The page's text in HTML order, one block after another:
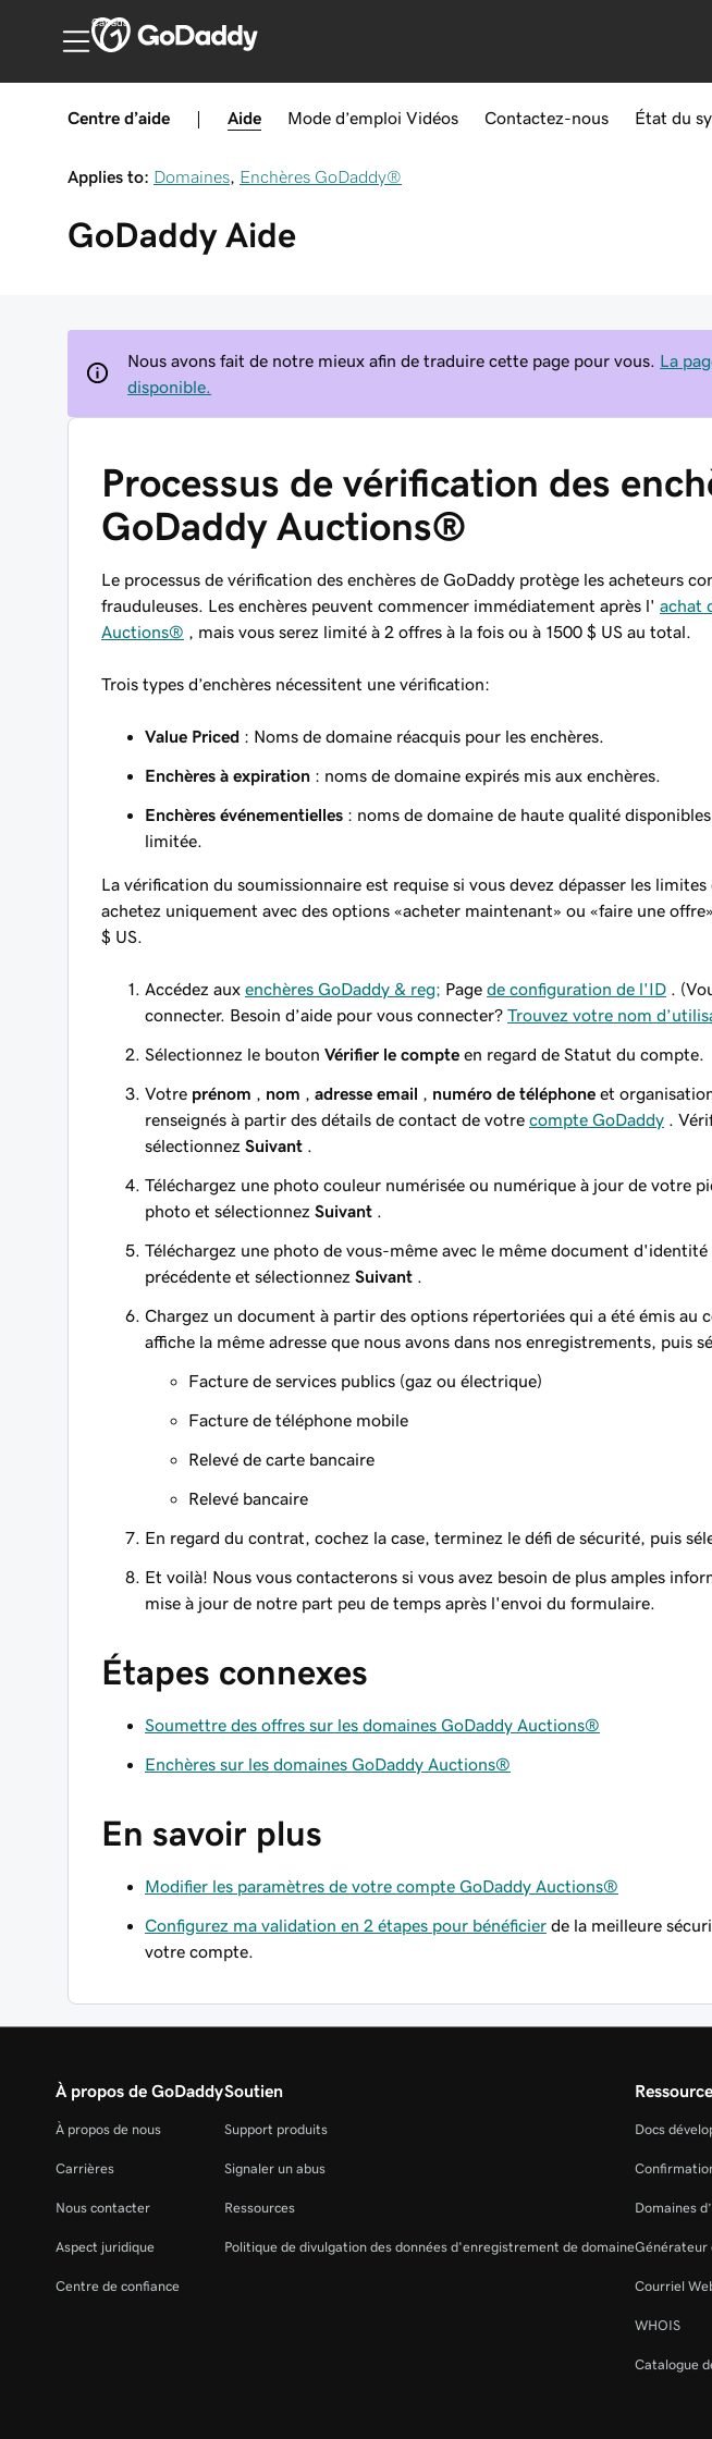
Canada
Centre d’aide Aide Mode d’emploi Vidéos Contactez-nous État du
Applies to: Domaines Enchères GoDaddy®
GoDaddy Aide
Nous avons fait de notre mieux afin de traduire cette page pour vous.
La
disponible.
Processus de vérification des
GoDaddy Auctions®
Le processus de vérification des enchères de GoDaddy protège les acheteurs
frauduleuses. Les enchères peuvent commencer immédiatement après l' achat
Auctions® , mais vous serez limité à 2 offres à la fois ou à 1500 $ US au total.
Trois types d’enchères nécessitent une vérification:
Value Priced : Noms de domaine réacquis pour les enchères.
Enchères à expiration : noms de domaine expirés mis aux enchères.
Enchères événementielles : noms de domaine de haute qualité
limitée.
La vérification du soumissionnaire est requise si vous devez dépasser les limites
achetez uniquement avec des options «acheter maintenant» ou «faire une
$ US.
Accédez aux enchères GoDaddy & reg; Page de configuration de l'ID .
connecter. Besoin d’aide pour vous connecter? Trouvez votre nom
Sélectionnez le bouton Vérifier le compte en regard de Statut du compte.
Votre prénom nom adresse email numéro de téléphone et
renseignés à partir des détails de contact de votre compte GoDaddy .
sélectionnez Suivant
Téléchargez une photo couleur numérisée ou numérique à jour de votre
photo et sélectionnez Suivant
Téléchargez une photo de vous-même avec le même document
précédente et sélectionnez Suivant
Chargez un document à partir des options répertoriées qui a été émis au
affiche la même adresse que nous avons dans nos enregistrements, puis
Facture de services publics (gaz ou électrique)
Facture de téléphone mobile
Relevé de carte bancaire
Relevé bancaire
En regard du contrat, cochez la case, terminez le défi de sécurité, puis
Et voilà! Nous vous contacterons si vous avez besoin de plus amples
mise à jour de notre part peu de temps après l'envoi du formulaire.
Étapes connexes
Soumettre des offres sur les domaines GoDaddy Auctions®
Enchères sur les domaines GoDaddy Auctions®
En savoir plus
Modifier les paramètres de votre compte GoDaddy Auctions®
Configurez ma validation en 2 étapes pour bénéficier de la meilleure
votre compte.
À propos de GoDaddy
À propos de nous
Carrières
Nous contacter
Aspect juridique
Centre de confiance
Soutien
Support produits
Signaler un abus
Ressources
Politique de divulgation des données d'enregistrement de domaine
Docs
Domaines
Générateur
Courriel
WHOIS
Catalogue